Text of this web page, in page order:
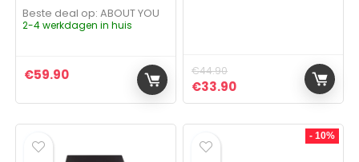
Beste deal op:
ABOUT YOU
2-4 werkdagen in huis
€59.90 €44.90
Oorspronkelijke prijs
€33.90Huidige prijs is:
- 10%